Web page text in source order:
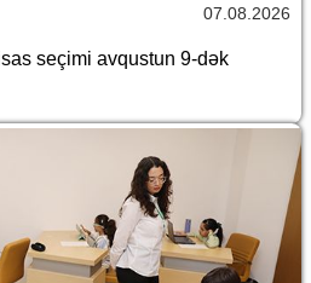
07.08.2026
seçimi avqustun 9-dək